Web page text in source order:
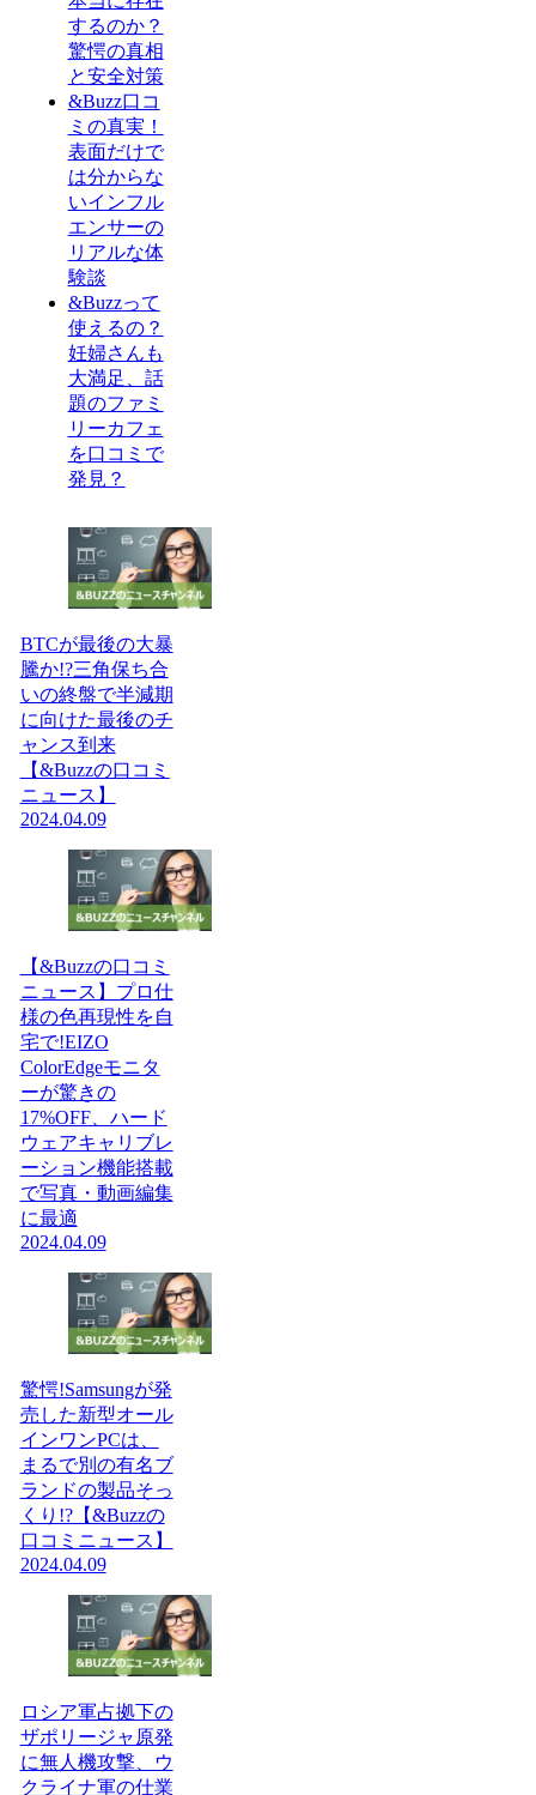
するのか？
驚愕の真相
と安全対策
&Buzz口コ
ミの真実！
表面だけで
は分からな
いインフル
エンサーの
リアルな体
験談
&Buzzって
使えるの？
妊婦さんも
大満足、話
題のファミ
リーカフェ
を口コミで
発見？
BTCが最後の大暴
騰か!?三角保ち合
いの終盤で半減期
に向けた最後のチ
ャンス到来
【&Buzzの口コミ
ニュース】
2024.04.09
【&Buzzの口コミ
ニュース】プロ仕
様の色再現性を自
宅で!EIZO
ColorEdgeモニタ
ーが驚きの
17%OFF、ハード
ウェアキャリブレ
ーション機能搭載
で写真・動画編集
に最適
2024.04.09
驚愕!Samsungが発
売した新型オール
インワンPCは、
まるで別の有名ブ
ランドの製品そっ
くり!?【&Buzzの
口コミニュース】
2024.04.09
ロシア軍占拠下の
ザポリージャ原発
に無人機攻撃、ウ
クライナ軍の仕業